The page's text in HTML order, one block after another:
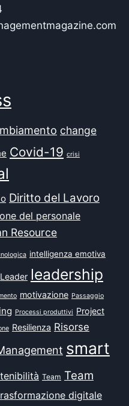
change
Covid-19 crisi
Diritto del Lavoro
del personale
Resource
intelligenza emotiva
Leader leadership
motivazione Passaggio
Processi produttivi Project
Resilienza Risorse
smart
Team Team
digitale